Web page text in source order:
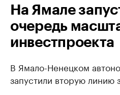
На Ямале
очередь
инвестпроекта
В Ямало-Ненецком
запустили вторую линию